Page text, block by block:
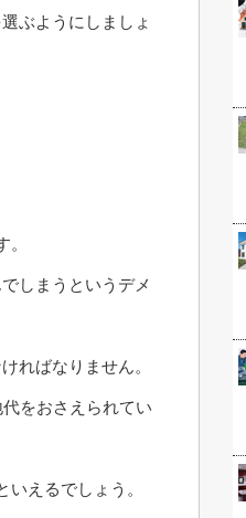
ぶようにしましょ
しまうというデメ
ればなりません。
をおさえられてい
えるでしょう。